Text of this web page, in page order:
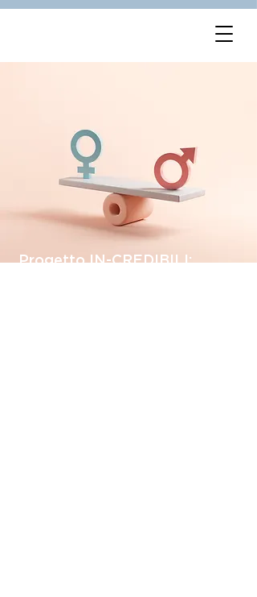
Progetto IN-CREDIBILI: